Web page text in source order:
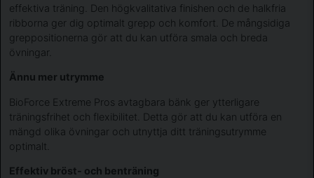
effektiva träning. Den högkvalitativa finishen och de halkfria
ribborna ger dig optimalt grepp och komfort. De mångsidiga
greppositionerna gör att du kan utföra smala och breda
övningar.
Ännu mer utrymme
BioForce Extreme Pros avtagbara bänk ger ytterligare
träningsfrihet och flexibilitet. Detta gör att du kan utföra en
mängd olika övningar och utnyttja ditt träningsutrymme
optimalt.
Effektiv bröst- och benträning